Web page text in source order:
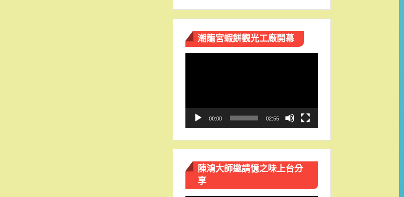
潮龍宮蝦餅觀光工廠開幕
00:00 02:55
陳鴻大師邀請憶之味上台分
享